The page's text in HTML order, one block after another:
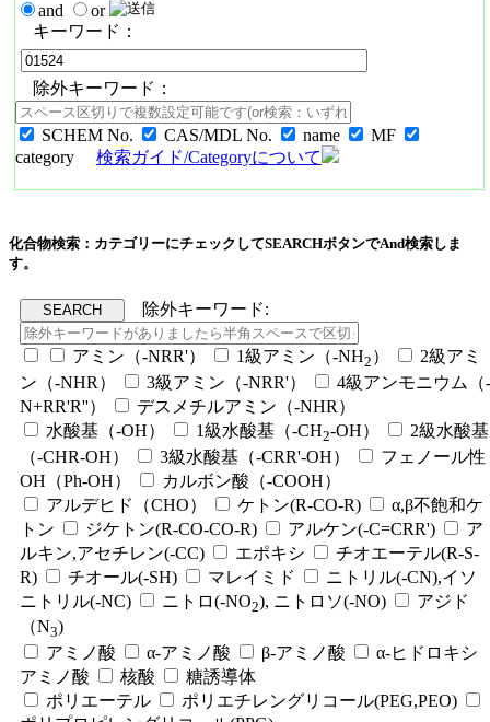
and
or
キーワード：
除外キーワード：
SCHEM No. CAS/MDL No. name
MF
category
検索ガイド/Categoryについて
化合物検索：カテゴリーにチェックしてSEARCHボタンでAnd検索しま
す。
除外キーワード:
アミン（-NRR'） 1級アミン（-NH2 ）
2級アミ
ン（-NHR）
3級アミン（-NRR'）
4級アンモニウム（-
N+RR'R''）
デスメチルアミン（-NHR）
水酸基（-OH）
1級水酸基（-CH2-OH）
2級水酸基
（-CHR-OH）
3級水酸基（-CRR'-OH）
フェノール性
OH（Ph-OH）
カルボン酸（-COOH）
アルデヒド（CHO）
ケトン(R-CO-R)
α,β不飽和ケ
トン
ジケトン(R-CO-CO-R) アルケン(-C=CRR')
ア
ルキン,アセチレン(-CC)
エポキシ
チオエーテル(R-S-
R)
チオール(-SH) マレイミド
ニトリル(-CN),イソ
ニトリル(-NC)
ニトロ(-NO2), ニトロソ(-NO)
アジド
（N3)
アミノ酸
α-アミノ酸 β-アミノ酸
α-ヒドロキシ
アミノ酸
核酸
糖誘導体
ポリエーテル
ポリエチレングリコール(PEG,PEO)